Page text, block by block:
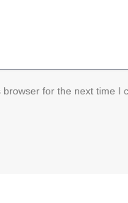
for the next time I